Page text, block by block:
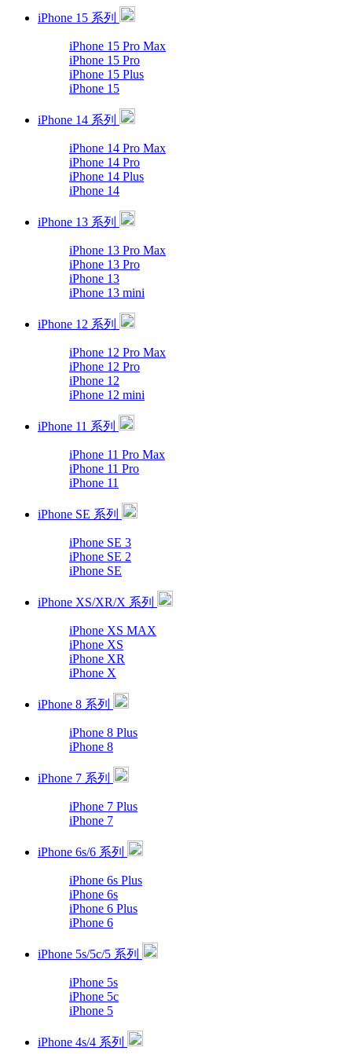
iPhone 15 系列
iPhone 15 Pro Max
iPhone 15 Pro
iPhone 15 Plus
iPhone 15
iPhone 14 系列
iPhone 14 Pro Max
iPhone 14 Pro
iPhone 14 Plus
iPhone 14
iPhone 13 系列
iPhone 13 Pro Max
iPhone 13 Pro
iPhone 13
iPhone 13 mini
iPhone 12 系列
iPhone 12 Pro Max
iPhone 12 Pro
iPhone 12
iPhone 12 mini
iPhone 11 系列
iPhone 11 Pro Max
iPhone 11 Pro
iPhone 11
iPhone SE 系列
iPhone SE 3
iPhone SE 2
iPhone SE
iPhone XS/XR/X 系列
iPhone XS MAX
iPhone XS
iPhone XR
iPhone X
iPhone 8 系列
iPhone 8 Plus
iPhone 8
iPhone 7 系列
iPhone 7 Plus
iPhone 7
iPhone 6s/6 系列
iPhone 6s Plus
iPhone 6s
iPhone 6 Plus
iPhone 6
iPhone 5s/5c/5 系列
iPhone 5s
iPhone 5c
iPhone 5
iPhone 4s/4 系列